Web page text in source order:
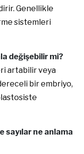
Genellikle
sistemleri
değişebilir mi?
artabilir veya
bir embriyo,
sayılar ne anlama